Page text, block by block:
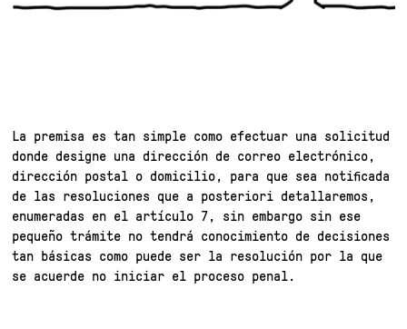
La premisa es tan simple como efectuar una solicitud
donde designe una dirección de correo electrónico,
dirección postal o domicilio, para que sea notificada
de las resoluciones que a posteriori detallaremos,
enumeradas en el artículo 7, sin embargo sin ese
pequeño trámite no tendrá conocimiento de decisiones
tan básicas como puede ser la resolución por la que
se acuerde no iniciar el proceso penal.